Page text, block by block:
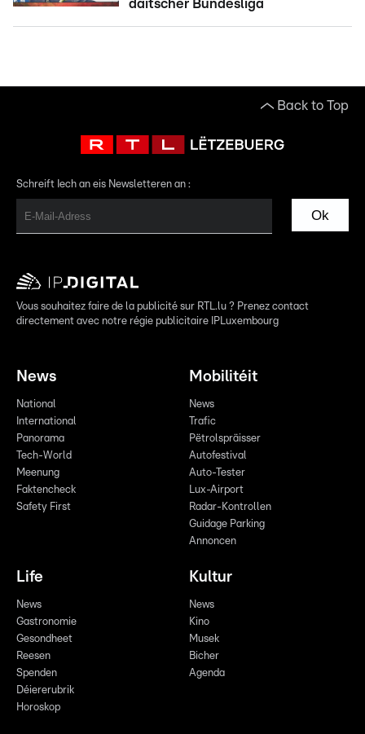
däitscher Bundesliga
Back to Top
Schreift Iech an eis Newsletteren an :
Ok
Vous souhaitez faire de la publicité sur RTL.lu ? Prenez contact
directement avec notre régie publicitaire IPLuxembourg
News
National
International
Panorama
Tech-World
Meenung
Faktencheck
Safety First
Mobilitéit
News
Trafic
Pëtrolspräisser
Autofestival
Auto-Tester
Lux-Airport
Radar-Kontrollen
Guidage Parking
Annoncen
Life
News
Gastronomie
Gesondheet
Reesen
Spenden
Déiererubrik
Horoskop
Kultur
News
Kino
Musek
Bicher
Agenda